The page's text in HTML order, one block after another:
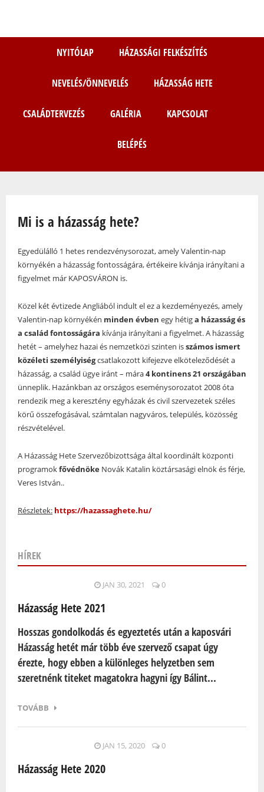
NYITÓLAP HÁZASSÁGI FELKÉSZÍTÉS
NEVELÉS/ÖNNEVELÉS HÁZASSÁG HETE
CSALÁDTERVEZÉS GALÉRIA KAPCSOLAT
BELÉPÉS
Mi is a házasság hete?
Egyedülálló 1 hetes rendezvénysorozat, amely Valentin-nap
környékén a házasság fontosságára, értékeire kívánja irányítani a
figyelmet már KAPOSVÁRON is.
Közel két évtizede Angliából indult el ez a kezdeményezés, amely
Valentin-nap környékén minden évben egy hétiga házasság és
a család fontosságára kívánja irányítani a figyelmet. A házasság
hetét – amelyhez hazai és nemzetközi szinten isszámos ismert
közéleti személyiségcsatlakozott kifejezve elköteleződését a
házasság, a család ügye iránt – mára4 kontinens 21 országában
ünneplik. Hazánkban az országos eseménysorozatot 2008 óta
rendezik meg a keresztény egyházak és civil szervezetek széles
körű összefogásával, számtalan nagyváros, település, közösség
részvételével.
A Házasság Hete Szervezőbizottsága által koordinált központi
programokfővédnöke Novák Katalin köztársasági elnök és férje,
Veres István..
Részletek: https://hazassaghete.hu/
HÍREK
JAN 30, 2021 0
Házasság Hete 2021
Hosszas gondolkodás és egyeztetés után a kaposvári
Házasság hetét már több éve szervező csapat úgy
érezte, hogy ebben a különleges helyzetben sem
szeretnénk titeket magatokra hagyni így Bálint...
TOVÁBB
JAN 15, 2020 0
Házasság Hete 2020